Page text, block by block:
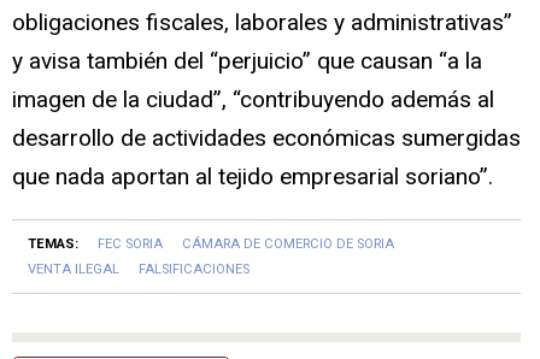
obligaciones fiscales, laborales y administrativas”
y avisa también del “perjuicio” que causan “a la
imagen de la ciudad”, “contribuyendo además al
desarrollo de actividades económicas sumergidas
que nada aportan al tejido empresarial soriano”.
TEMAS: FEC SORIA
CÁMARA DE COMERCIO DE SORIA
VENTA ILEGAL
FALSIFICACIONES